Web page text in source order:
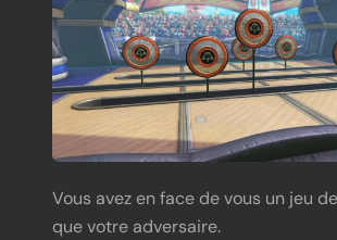
Vous avez en face de vous un jeu
que votre adversaire.